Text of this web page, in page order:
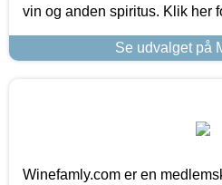
vin og anden spiritus. Klik her
Se udvalget på
Winefamly.com er en